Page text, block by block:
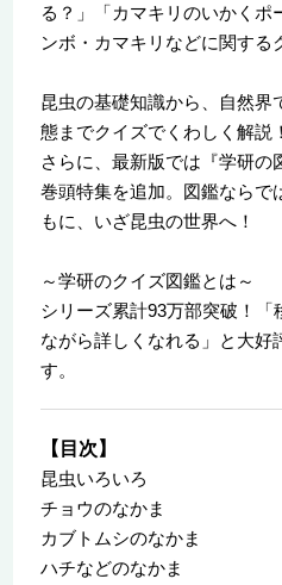
る？」「カマキリのいかくポ
ンボ・カマキリなどに関する
昆虫の基礎知識から、自然界
態までクイズでくわしく解説！
さらに、最新版では『学研の
巻頭特集を追加。図鑑ならで
もに、いざ昆虫の世界へ！
～学研のクイズ図鑑とは～
シリーズ累計93万部突破！
ながら詳しくなれる」と大好
す。
【目次】
昆虫いろいろ
チョウのなかま
カブトムシのなかま
ハチなどのなかま